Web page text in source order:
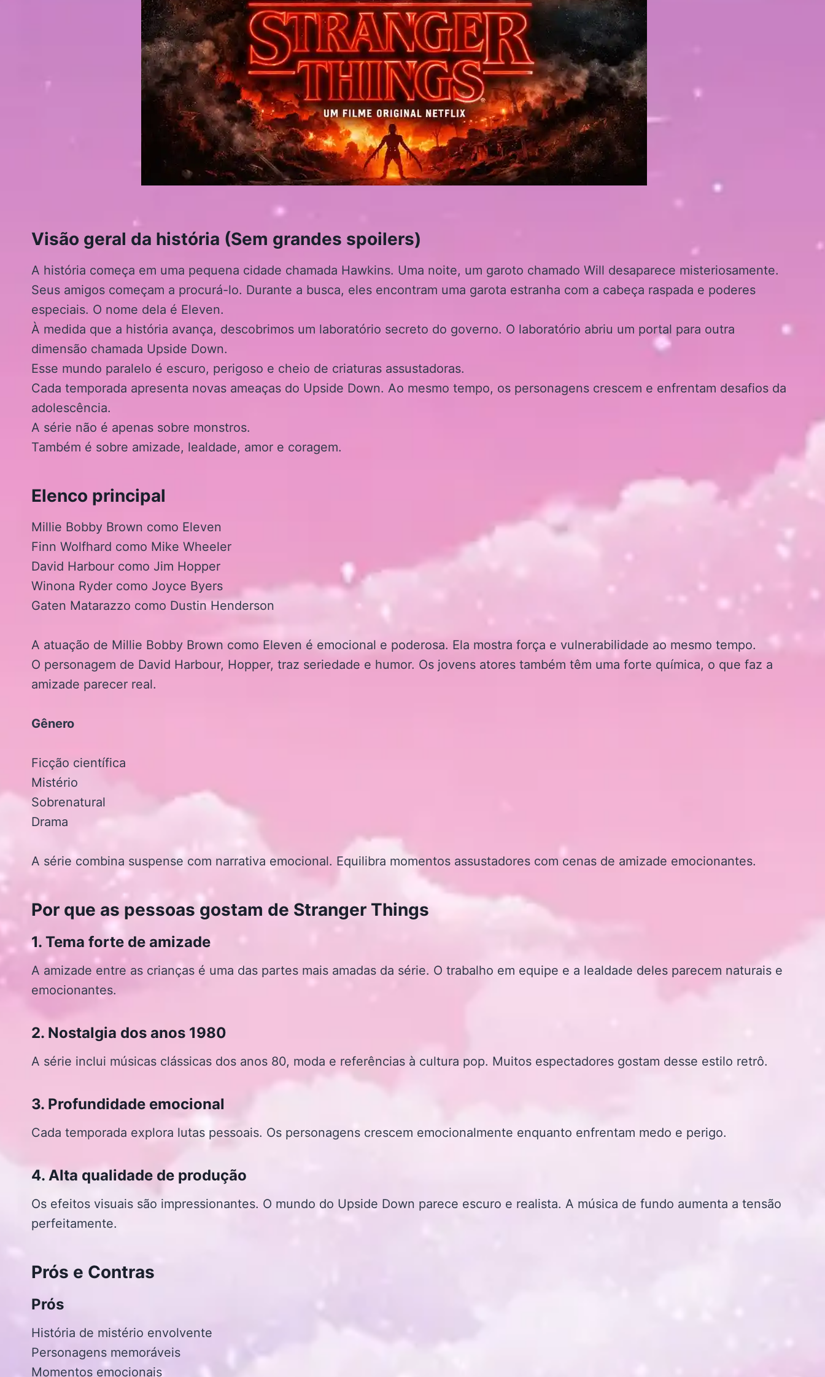
Visão geral da história (Sem grandes spoilers)
A história começa em uma pequena cidade chamada Hawkins. Uma noite, um garoto chamado Will desaparece misteriosamente.
Seus amigos começam a procurá-lo. Durante a busca, eles encontram uma garota estranha com a cabeça raspada e poderes
especiais. O nome dela é Eleven.
À medida que a história avança, descobrimos um laboratório secreto do governo. O laboratório abriu um portal para outra
dimensão chamada Upside Down.
Esse mundo paralelo é escuro, perigoso e cheio de criaturas assustadoras.
Cada temporada apresenta novas ameaças do Upside Down. Ao mesmo tempo, os personagens crescem e enfrentam desafios da
adolescência.
A série não é apenas sobre monstros.
Também é sobre amizade, lealdade, amor e coragem.
Elenco principal
Millie Bobby Brown como Eleven
Finn Wolfhard como Mike Wheeler
David Harbour como Jim Hopper
Winona Ryder como Joyce Byers
Gaten Matarazzo como Dustin Henderson
A atuação de Millie Bobby Brown como Eleven é emocional e poderosa. Ela mostra força e vulnerabilidade ao mesmo tempo.
O personagem de David Harbour, Hopper, traz seriedade e humor. Os jovens atores também têm uma forte química, o que faz a
amizade parecer real.
Gênero
Ficção científica
Mistério
Sobrenatural
Drama
A série combina suspense com narrativa emocional. Equilibra momentos assustadores com cenas de amizade emocionantes.
Por que as pessoas gostam de Stranger Things
1. Tema forte de amizade
A amizade entre as crianças é uma das partes mais amadas da série. O trabalho em equipe e a lealdade deles parecem naturais e
emocionantes.
2. Nostalgia dos anos 1980
A série inclui músicas clássicas dos anos 80, moda e referências à cultura pop. Muitos espectadores gostam desse estilo retrô.
3. Profundidade emocional
Cada temporada explora lutas pessoais. Os personagens crescem emocionalmente enquanto enfrentam medo e perigo.
4. Alta qualidade de produção
Os efeitos visuais são impressionantes. O mundo do Upside Down parece escuro e realista. A música de fundo aumenta a tensão
perfeitamente.
Prós e Contras
Prós
História de mistério envolvente
Personagens memoráveis
Momentos emocionais